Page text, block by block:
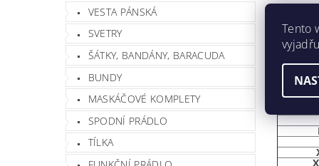
VESTA PÁNSKÁ
SVETRY
ŠÁTKY, BANDÁNY, BARACUDA
BUNDY
MASKÁČOVÉ KOMPLETY
SPODNÍ PRÁDLO
TÍLKA
Klasické
Tento